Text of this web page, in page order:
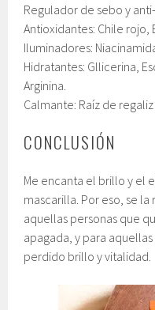
Regulador de sebo y
Antioxidantes: Chile rojo,
Iluminadores:
Hidratantes: Gllicerina,
Arginina.
Calmante: Raíz de regaliz
CONCLUSIÓN
Me encanta el brillo y el
mascarilla. Por eso, se
aquellas personas que
apagada, y para
perdido brillo y vitalidad.